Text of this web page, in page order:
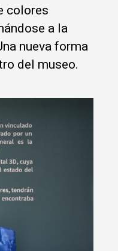
colores
a la
nueva forma
del museo.